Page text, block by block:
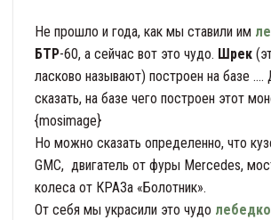
Не прошло и года, как мы ставили им
БТР-60, а сейчас вот это чудо. Шрек
ласково называют) построен на базе
сказать, на базе чего построен этот
{mosimage}
Но можно сказать определенно, что
GMC, двигатель от фуры Mercedes,
колеса от КРАЗа «Болотник».
От себя мы украсили это чудо